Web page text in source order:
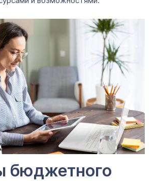
бюджетного